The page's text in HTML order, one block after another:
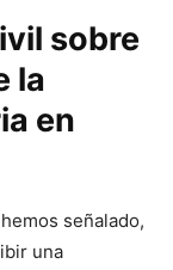
sobre
la
en
señalado,
una